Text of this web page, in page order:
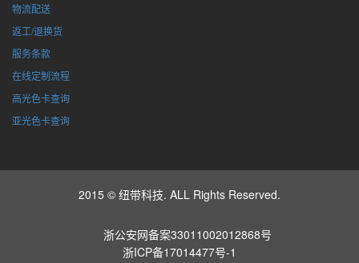
物流配送
返工/退换货
服务条款
在线定制流程
高光色卡查询
亚光色卡查询
2015 © 纽带科技. ALL Rights Reserved.
浙公安网备案33011002012868号
浙ICP备17014477号-1